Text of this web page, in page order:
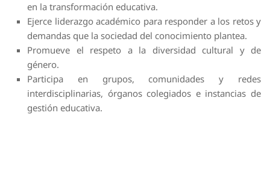
en la transformación educativa.
Ejerce liderazgo académico para responder a los retos y
demandas que la sociedad del conocimiento plantea.
Promueve el respeto a la diversidad cultural y de
género.
Participa en grupos, comunidades y redes
interdisciplinarias, órganos colegiados e instancias de
gestión educativa.